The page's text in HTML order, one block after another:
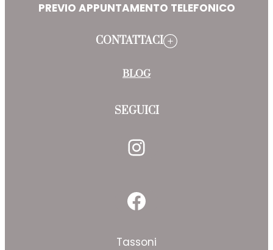
PREVIO APPUNTAMENTO TELEFONICO
CONTATTACI
BLOG
SEGUICI
Instagram
Facebook
Tassoni